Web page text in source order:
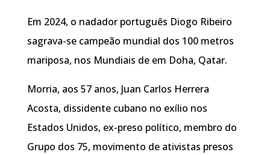
Em 2024, o nadador português Diogo Ribeiro
sagrava-se campeão mundial dos 100 metros
mariposa, nos Mundiais de em Doha, Qatar.
Morria, aos 57 anos, Juan Carlos Herrera
Acosta, dissidente cubano no exílio nos
Estados Unidos, ex-preso político, membro do
Grupo dos 75, movimento de ativistas presos